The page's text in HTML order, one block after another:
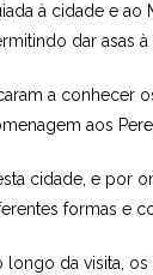
à cidade e ao
dar asas à
a conhecer
aos
cidade, e por
formas e
longo da visita,